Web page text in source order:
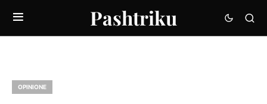
Pashtriku
OPINIONE